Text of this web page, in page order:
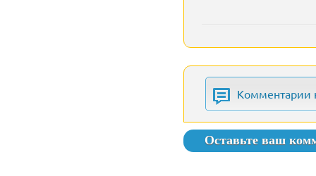
Комментарии
Оставьте ваш